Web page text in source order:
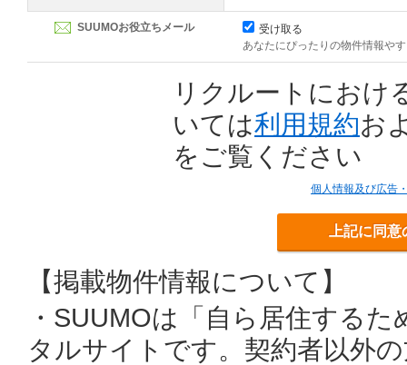
SUUMOお役立ちメール
受け取る
あなたにぴったりの物件情報や
リクルートにおけ
いては利用規約お
をご覧ください
個人情報及び広告
上記に同
【掲載物件情報について】
・SUUMOは「自ら居住する
タルサイトです。契約者以外